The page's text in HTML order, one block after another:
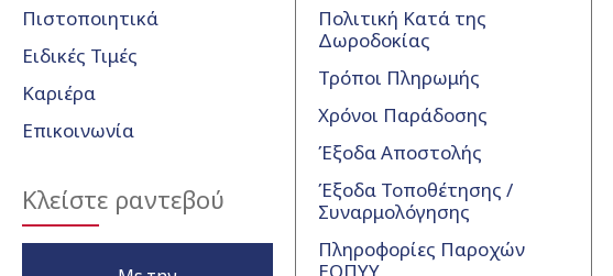
Πιστοποιητικά
Ειδικές Τιμές
Καριέρα
Επικοινωνία
Κλείστε ραντεβού
Πολιτική Κατά της
Δωροδοκίας
Τρόποι Πληρωμής
Χρόνοι Παράδοσης
Έξοδα Αποστολής
Έξοδα Τοποθέτησης /
Συναρμολόγησης
Πληροφορίες Παροχών